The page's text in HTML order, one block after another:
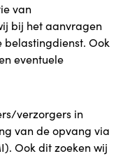
van
bij het aanvragen
Ook
eventuele
verzorgers in
van de opvang via
Ook dit zoeken wij